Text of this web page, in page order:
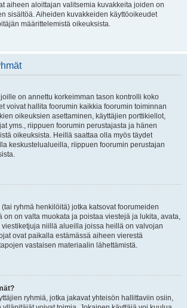
aiheen aloittajan valitsemia kuvakkeita joiden on
sisältöä. Aiheiden kuvakkeiden käyttöoikeudet
määrittelemistä oikeuksista.
on annettu korkeimman tason kontrolli koko
voivat hallita foorumin kaikkia foorumin toiminnan
oikeuksien asettaminen, käyttäjien porttikiellot,
yms., riippuen foorumin perustajasta ja hänen
oikeuksista. Heillä saattaa olla myös täydet
keskustelualueilla, riippuen foorumin perustajan
ryhmä henkilöitä) jotka katsovat foorumeiden
on on valta muokata ja poistaa viestejä ja lukita, avata,
niillä alueilla joissa heillä on valvojan
ovat paikalla estämässä aiheen vierestä
vastaisen materiaalin lähettämistä.
ryhmiä, jotka jakavat yhteisön hallittaviin osiin,